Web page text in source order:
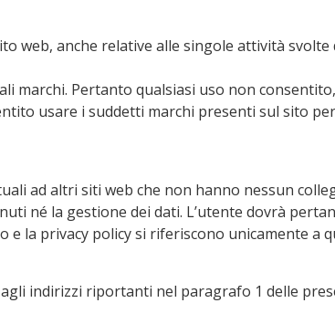
web, anche relative alle singole attività
marchi. Pertanto qualsiasi uso non
usare i suddetti marchi presenti sul sito
ad altri siti web che non hanno nessun
né la gestione dei dati. L’utente dovrà
la privacy policy si riferiscono unicamente a
indirizzi riportanti nel paragrafo 1 delle